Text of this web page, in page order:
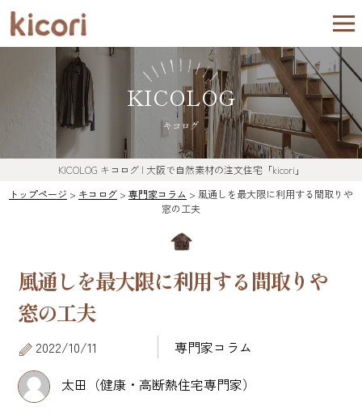
KICOLOG
キコログ
KICOLOG キコログ| 大阪で自然素材の注文住宅「kicori」
トップページ > キコログ > 専門家コラム > 風通しを最大限に利用する間取りや
窓の工夫
風通しを最大限に利用する間取りや
窓の工夫
2022/10/11
専門家コラム
太田（健康・高断熱住宅専門家）